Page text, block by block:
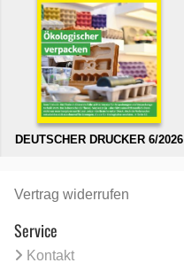
DEUTSCHER DRUCKER 6/2026
Vertrag widerrufen
Service
Kontakt